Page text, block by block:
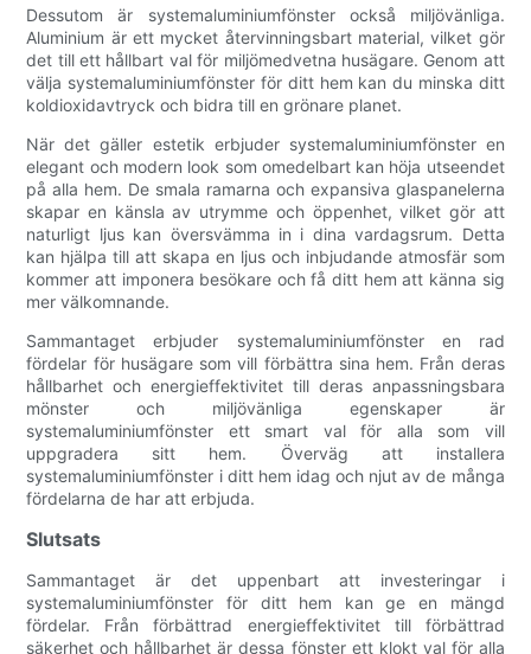
Dessutom är systemaluminiumfönster också miljövänliga.
Aluminium är ett mycket återvinningsbart material, vilket gör
det till ett hållbart val för miljömedvetna husägare. Genom att
välja systemaluminiumfönster för ditt hem kan du minska ditt
koldioxidavtryck och bidra till en grönare planet.
När det gäller estetik erbjuder systemaluminiumfönster en
elegant och modern look som omedelbart kan höja utseendet
på alla hem. De smala ramarna och expansiva glaspanelerna
skapar en känsla av utrymme och öppenhet, vilket gör att
naturligt ljus kan översvämma in i dina vardagsrum. Detta
kan hjälpa till att skapa en ljus och inbjudande atmosfär som
kommer att imponera besökare och få ditt hem att känna sig
mer välkomnande.
Sammantaget erbjuder systemaluminiumfönster en rad
fördelar för husägare som vill förbättra sina hem. Från deras
hållbarhet och energieffektivitet till deras anpassningsbara
mönster och miljövänliga egenskaper är
systemaluminiumfönster ett smart val för alla som vill
uppgradera sitt hem. Överväg att installera
systemaluminiumfönster i ditt hem idag och njut av de många
fördelarna de har att erbjuda.
Slutsats
Sammantaget är det uppenbart att investeringar i
systemaluminiumfönster för ditt hem kan ge en mängd
fördelar. Från förbättrad energieffektivitet till förbättrad
säkerhet och hållbarhet är dessa fönster ett klokt val för alla